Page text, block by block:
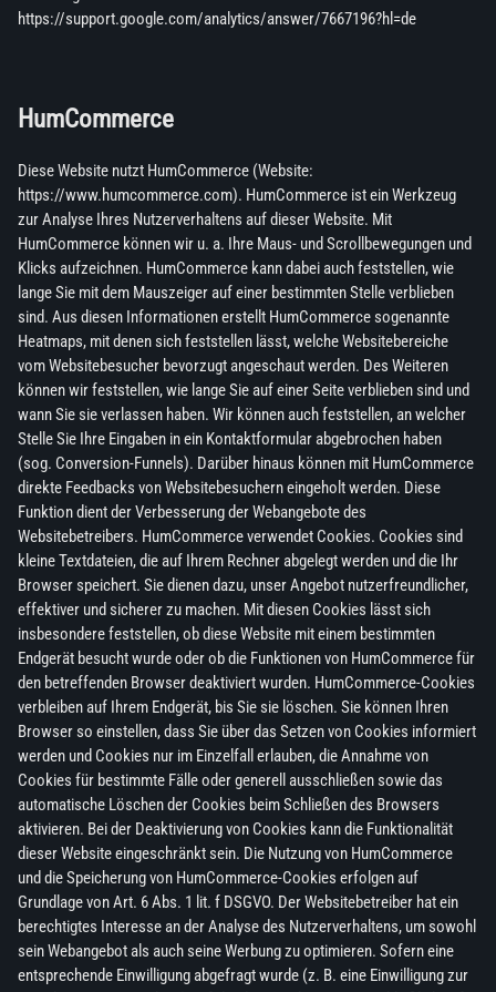
https://support.google.com/analytics/answer/7667196?hl=de
HumCommerce
Diese Website nutzt HumCommerce (Website:
https://www.humcommerce.com). HumCommerce ist ein Werkzeug
zur Analyse Ihres Nutzerverhaltens auf dieser Website. Mit
HumCommerce können wir u. a. Ihre Maus- und Scrollbewegungen und
Klicks aufzeichnen. HumCommerce kann dabei auch feststellen, wie
lange Sie mit dem Mauszeiger auf einer bestimmten Stelle verblieben
sind. Aus diesen Informationen erstellt HumCommerce sogenannte
Heatmaps, mit denen sich feststellen lässt, welche Websitebereiche
vom Websitebesucher bevorzugt angeschaut werden. Des Weiteren
können wir feststellen, wie lange Sie auf einer Seite verblieben sind und
wann Sie sie verlassen haben. Wir können auch feststellen, an welcher
Stelle Sie Ihre Eingaben in ein Kontaktformular abgebrochen haben
(sog. Conversion-Funnels). Darüber hinaus können mit HumCommerce
direkte Feedbacks von Websitebesuchern eingeholt werden. Diese
Funktion dient der Verbesserung der Webangebote des
Websitebetreibers. HumCommerce verwendet Cookies. Cookies sind
kleine Textdateien, die auf Ihrem Rechner abgelegt werden und die Ihr
Browser speichert. Sie dienen dazu, unser Angebot nutzerfreundlicher,
effektiver und sicherer zu machen. Mit diesen Cookies lässt sich
insbesondere feststellen, ob diese Website mit einem bestimmten
Endgerät besucht wurde oder ob die Funktionen von HumCommerce für
den betreffenden Browser deaktiviert wurden. HumCommerce-Cookies
verbleiben auf Ihrem Endgerät, bis Sie sie löschen. Sie können Ihren
Browser so einstellen, dass Sie über das Setzen von Cookies informiert
werden und Cookies nur im Einzelfall erlauben, die Annahme von
Cookies für bestimmte Fälle oder generell ausschließen sowie das
automatische Löschen der Cookies beim Schließen des Browsers
aktivieren. Bei der Deaktivierung von Cookies kann die Funktionalität
dieser Website eingeschränkt sein. Die Nutzung von HumCommerce
und die Speicherung von HumCommerce-Cookies erfolgen auf
Grundlage von Art. 6 Abs. 1 lit. f DSGVO. Der Websitebetreiber hat ein
berechtigtes Interesse an der Analyse des Nutzerverhaltens, um sowohl
sein Webangebot als auch seine Werbung zu optimieren. Sofern eine
entsprechende Einwilligung abgefragt wurde (z. B. eine Einwilligung zur